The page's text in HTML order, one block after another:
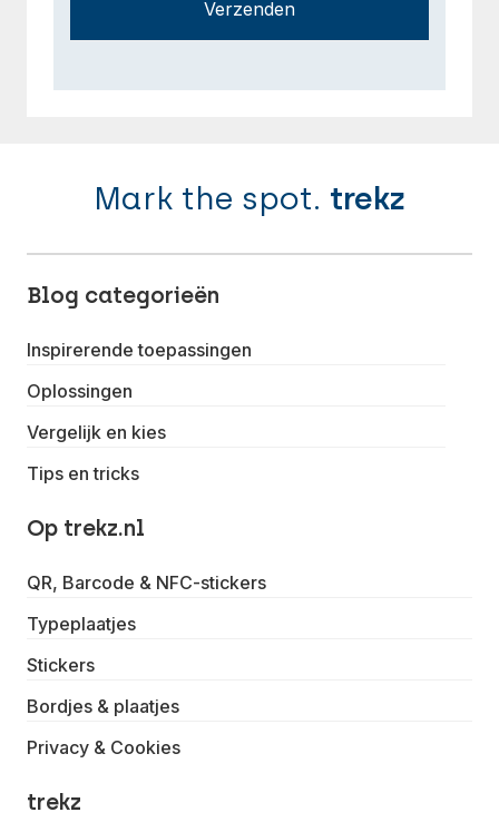
Verzenden
Mark the spot. trekz
Blog categorieën
Inspirerende toepassingen
Oplossingen
Vergelijk en kies
Tips en tricks
Op trekz.nl
QR, Barcode & NFC-stickers
Typeplaatjes
Stickers
Bordjes & plaatjes
Privacy & Cookies
trekz